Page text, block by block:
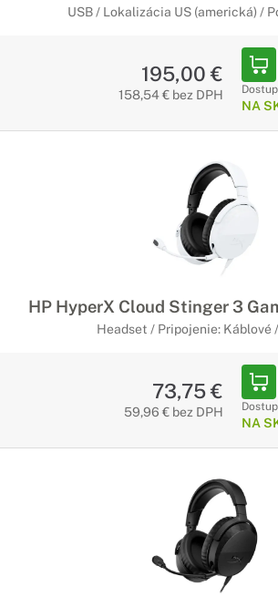
USB / Lokalizácia US (americká) /
195,00 €
158,54 € bez DPH
NA
HP HyperX Cloud Stinger 3
Headset / Pripojenie: Káblové
73,75 €
59,96 € bez DPH
NA